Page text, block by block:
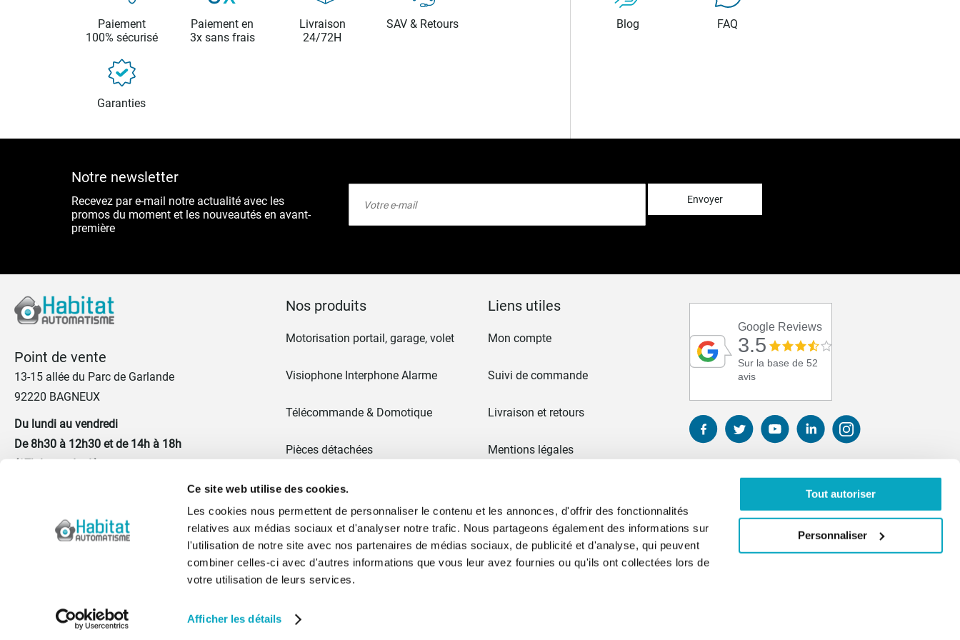
Ce site web utilise des cookies.
Les cookies nous permettent de personnaliser le contenu et les annonces, d'offrir des fonctionnalités
relatives aux médias sociaux et d'analyser notre trafic. Nous partageons également des informations sur
l'utilisation de notre site avec nos partenaires de médias sociaux, de publicité et d'analyse, qui peuvent
combiner celles-ci avec d'autres informations que vous leur avez fournies ou qu'ils ont collectées lors de
votre utilisation de leurs services.
Afficher les détails
Tout autoriser
Personnaliser
Paiement
100% sécurisé
Paiement en
3x sans frais
Livraison
24/72H
SAV & Retours
Garanties
Blog FAQ
Notre newsletter
Recevez par e-mail notre actualité avec les
promos du moment et les nouveautés en avant-
première
notre
:
Envoyer
Point de vente
13-15 allée du Parc de Garlande
92220 BAGNEUX
Du lundi au vendredi
De 8h30 à 12h30 et de 14h à 18h
Nous contacter
Nos produits
Motorisation portail, garage, volet
Visiophone Interphone Alarme
Télécommande & Domotique
Pièces détachées
Promo
Portes & Portails
Blog
Liens utiles
Mon compte
Suivi de commande
Livraison et retours
Mentions légales
Paiement en 3x sans frais
Ancien site
Google Reviews
3.5
Sur la base de 52
avis